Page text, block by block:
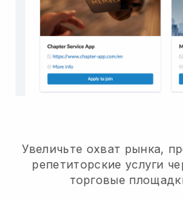
Увеличьте охват рынка,
репетиторские услуги
торговые